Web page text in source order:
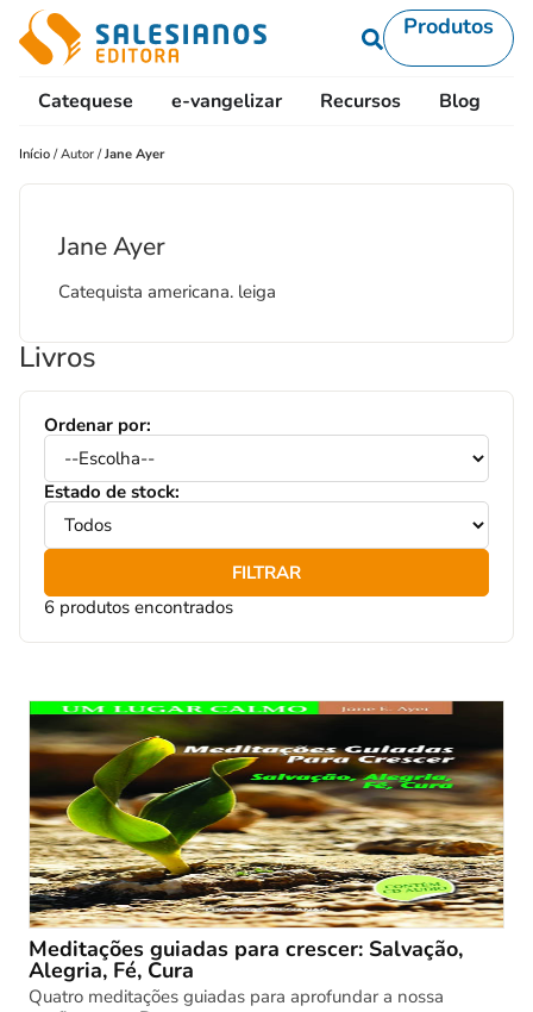
Produtos
Catequese e-vangelizar Recursos Blog
Início /Autor /Jane Ayer
Jane Ayer
Catequista americana. leiga
Livros
Ordenar por:
Estado de stock:
FILTRAR
6 produtos encontrados
Meditações guiadas para crescer: Salvação,
Alegria, Fé, Cura
Quatro meditações guiadas para aprofundar a nossa